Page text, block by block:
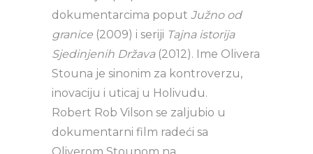
dokumentarcima poput Južno od
granice (2009) i seriji Tajna istorija
Sjedinjenih Država(2012). Ime Olivera
Stouna je sinonim za kontroverzu,
inovaciju i uticaj u Holivudu.
Robert Rob Vilson se zaljubio u
dokumentarni film radeći sa